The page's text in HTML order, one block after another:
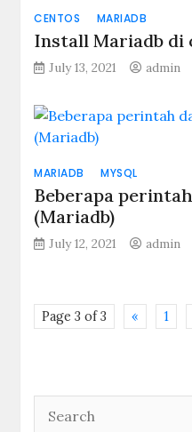
CENTOS MARIADB
Install Mariadb di
July 13, 2021 admin
MARIADB MYSQL
Beberapa
(Mariadb)
July 12, 2021 admin
Page 3 of 3 « 1